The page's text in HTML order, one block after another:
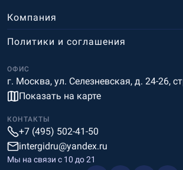
Компания
ОФИС
г. Москва, ул. Селезневская, д. 24-26,
Показать на карте
Политики и соглашения
КОНТАКТЫ
+7 (495) 502-41-50
intergidru@yandex.ru
Мы на связи c 10 до 21